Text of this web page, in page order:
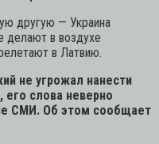
другую — Украина
делают в воздухе
в Латвию.
не угрожал нанести
слова неверно
СМИ. Об этом сообщает